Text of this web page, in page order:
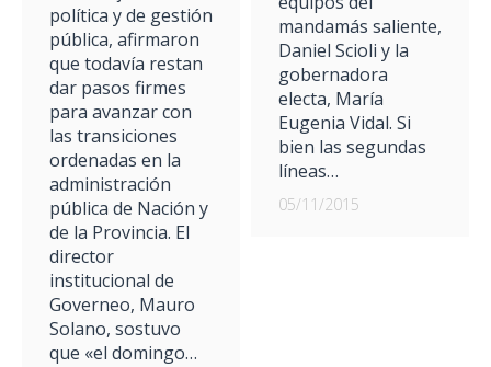
política y de gestión
pública, afirmaron
que todavía restan
dar pasos firmes
para avanzar con
las transiciones
ordenadas en la
administración
pública de Nación y
de la Provincia. El
director
institucional de
Governeo, Mauro
Solano, sostuvo
que «el domingo…
mandamás saliente,
Daniel Scioli y la
gobernadora
electa, María
Eugenia Vidal. Si
bien las segundas
líneas…
05/11/2015